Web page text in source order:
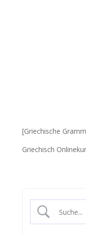
[Griechische
Griechisch